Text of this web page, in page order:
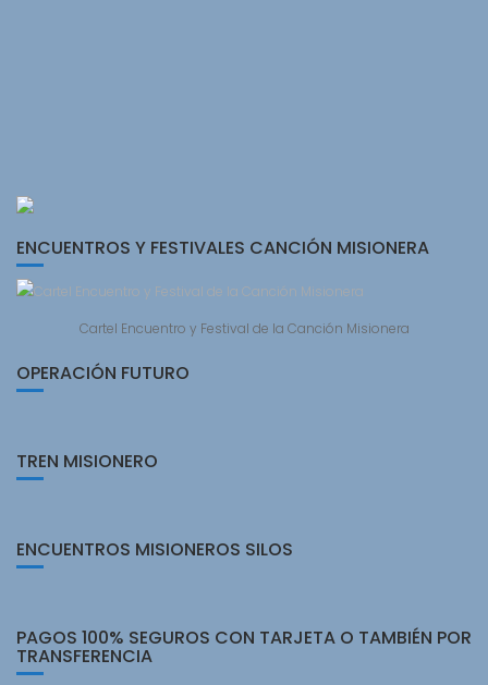
ENCUENTROS Y FESTIVALES CANCIÓN MISIONERA
Cartel Encuentro y Festival de la Canción Misionera
OPERACIÓN FUTURO
TREN MISIONERO
ENCUENTROS MISIONEROS SILOS
PAGOS 100% SEGUROS CON TARJETA O TAMBIÉN POR
TRANSFERENCIA